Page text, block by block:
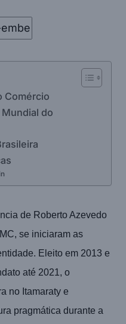
Comércio
Mundial do
de Roberto Azevedo
se iniciaram as
Eleito em 2013 e
até 2021, o
no Itamaraty e
pragmática durante a